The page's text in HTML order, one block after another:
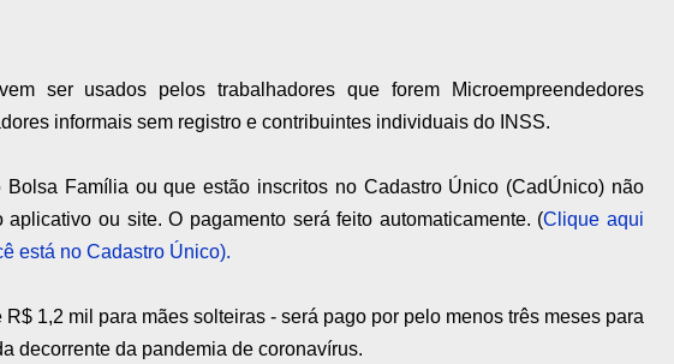
ser usados pelos trabalhadores que forem Microempreendedores
informais sem registro e contribuintes individuais do INSS.
Família ou que estão inscritos no Cadastro Único (CadÚnico) não
aplicativo ou site. O pagamento será feito automaticamente. (Clique aqui
está no Cadastro Único).
1,2 mil para mães solteiras - será pago por pelo menos três meses para
decorrente da pandemia de coronavírus.